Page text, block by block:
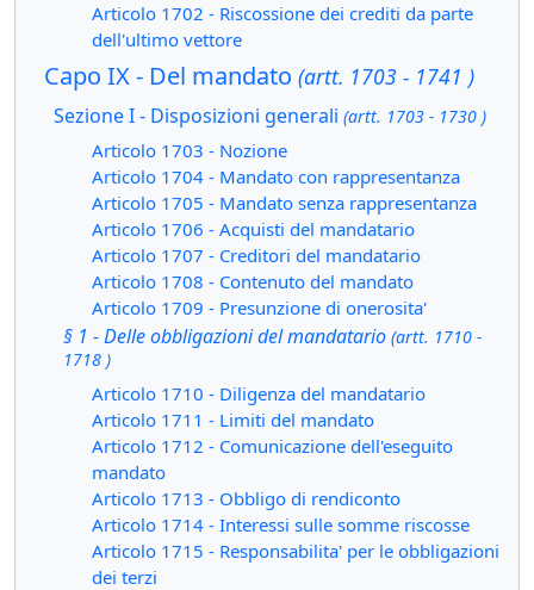
Articolo 1702 - Riscossione dei crediti da parte
dell'ultimo vettore
Capo IX - Del mandato (artt. 1703 - 1741 )
Sezione I - Disposizioni generali (artt. 1703 - 1730 )
Articolo 1703 - Nozione
Articolo 1704 - Mandato con rappresentanza
Articolo 1705 - Mandato senza rappresentanza
Articolo 1706 - Acquisti del mandatario
Articolo 1707 - Creditori del mandatario
Articolo 1708 - Contenuto del mandato
Articolo 1709 - Presunzione di onerosita'
§ 1 - Delle obbligazioni del mandatario (artt. 1710 -
1718 )
Articolo 1710 - Diligenza del mandatario
Articolo 1711 - Limiti del mandato
Articolo 1712 - Comunicazione dell'eseguito
mandato
Articolo 1713 - Obbligo di rendiconto
Articolo 1714 - Interessi sulle somme riscosse
Articolo 1715 - Responsabilita' per le obbligazioni
dei terzi